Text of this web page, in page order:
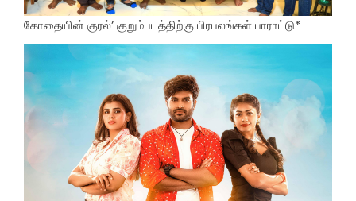
கோதையின் குரல்’ குறும்படத்திற்கு பிரபலங்கள் பாராட்டு*